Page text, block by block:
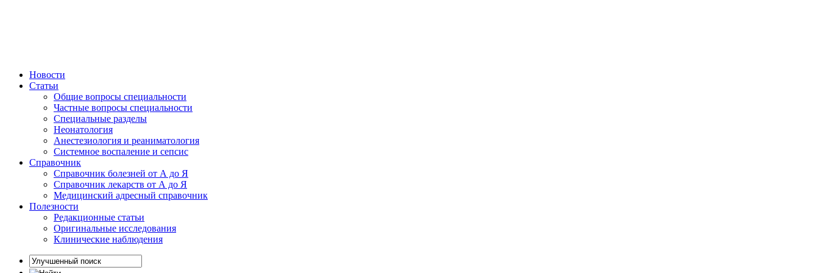
Новости
Статьи
Общие вопросы специальности
Частные вопросы специальности
Специальные разделы
Неонатология
Анестезиология и реаниматология
Системное воспаление и сепсис
Справочник
Справочник болезней от А до Я
Справочник лекарств от А до Я
Медицинский адресный справочник
Полезности
Редакционные статьи
Оригинальные исследования
Клинические наблюдения